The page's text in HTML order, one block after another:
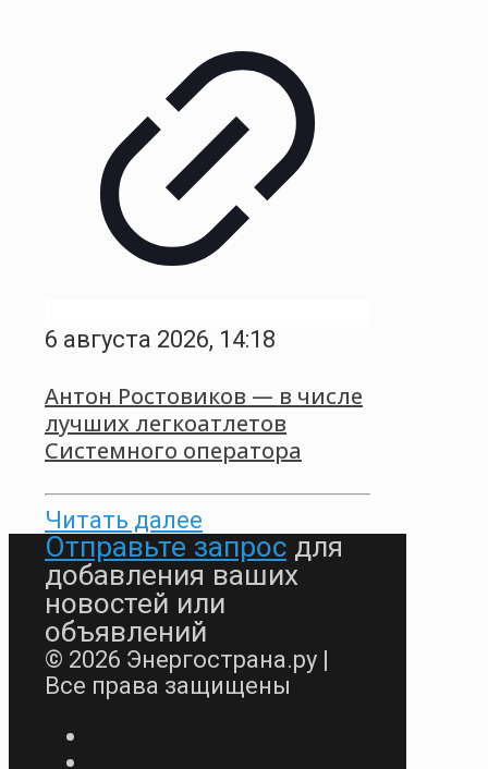
6 августа 2026, 14:18
Антон Ростовиков — в числе
лучших легкоатлетов
Системного оператора
Читать далее
Отправьте запрос для
добавления ваших
новостей или
объявлений
© 2026 Энергострана.ру |
Все права защищены